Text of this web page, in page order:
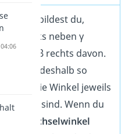
bildest du,
du α links neben γ
und β rechts davon.
du deshalb so
weil die Winkel jeweils
sind. Wenn du
Wechselwinkel